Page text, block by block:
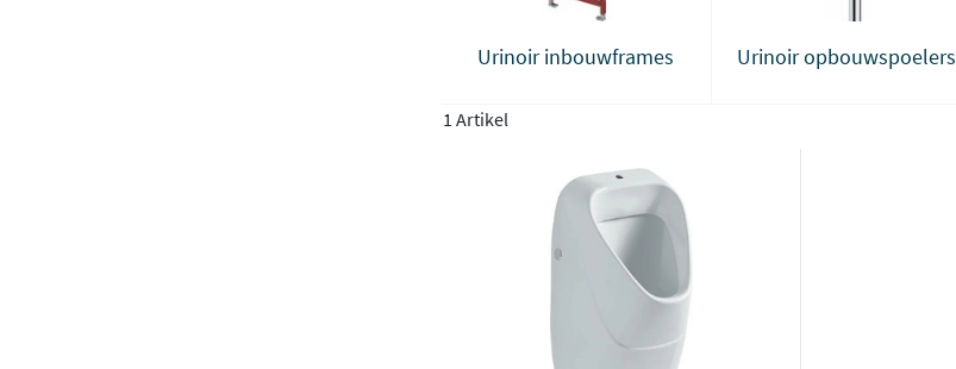
Urinoir inbouwframes Urinoir opbouwspoelers
1 Artikel